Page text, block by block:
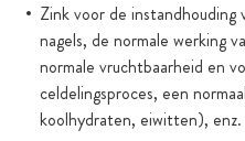
Zink voor de instandhouding
nagels, de normale werking
normale vruchtbaarheid en
celdelingsproces, een
koolhydraten, eiwitten), enz.